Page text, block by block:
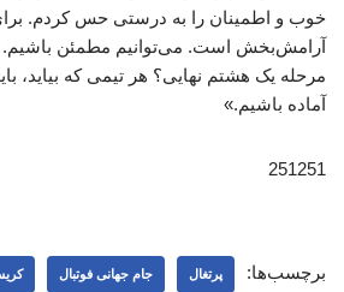
خوب و اطمینان را به درستی حس کردم. برای
آرامش‌بخش است. می‌توانیم مطمئن باشیم.
مرحله یک‌ هشتم نهایی؟ هر تیمی که بیاید،
آماده باشیم.»
251251
برچسب‌ها: پرتغال جام جهانی فوتبال